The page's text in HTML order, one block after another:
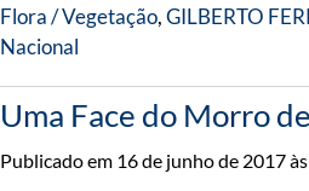
Flora / Vegetação,GILBERTO
Nacional
Uma Face do Morro
Publicado em 16 de junho de 2017